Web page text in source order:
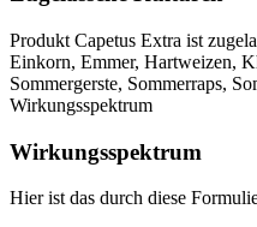
Produkt Capetus Extra ist
Einkorn, Emmer, Hartweizen,
Sommergerste, Sommerraps,
Wirkungsspektrum
Wirkungsspektrum
Hier ist das durch diese